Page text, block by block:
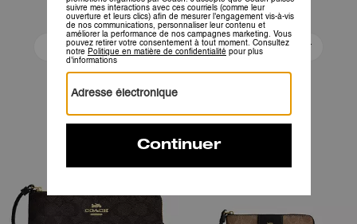
169 € 305 €
Ajouter Au Panier
169 € 305 €
Ajouter Au Panier